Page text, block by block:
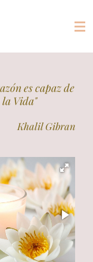
es capaz de
Vida"
Khalil Gibran